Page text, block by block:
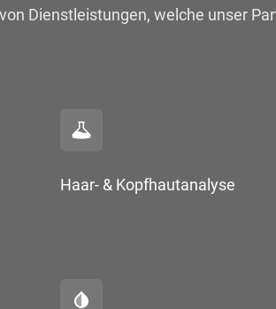
Dienstleistungen, welche unser
Haar- & Kopfhautanalyse